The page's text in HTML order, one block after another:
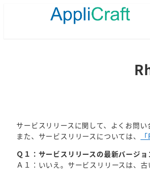
サービスリリースに関して、よくお問い
また、サービスリリースについては、
Ｑ１：サービスリリースの最新バージ
Ａ１：いいえ。サービスリリースは、